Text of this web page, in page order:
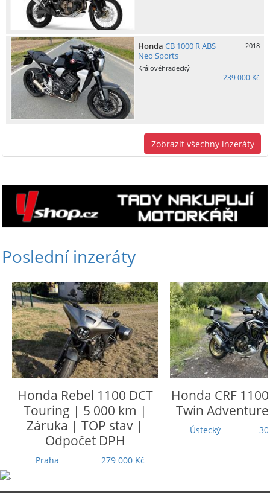
Honda CB 1000 R ABS
Neo Sports
2018
Královéhradecký
239 000 Kč
Zobrazit všechny inzeráty
Poslední inzeráty
HondaRebel 1100 DCT
Touring | 5 000 km |
Záruka | TOP stav |
Odpočet DPH
Praha 279 000 Kč
HondaCRF 1100
Twin Adventure
Ústecký